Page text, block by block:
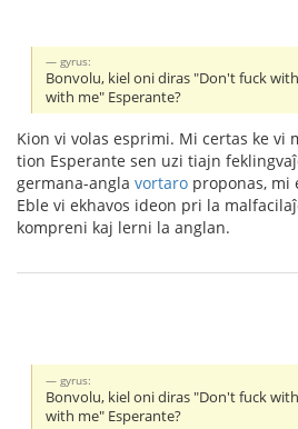
gyrus:
Bonvolu, kiel oni diras "Don't fuck
with me" Esperante?
Kion vi volas esprimi. Mi certas ke vi
tion Esperante sen uzi tiajn
germana-angla vortaro proponas, mi
Eble vi ekhavos ideon pri la
kompreni kaj lerni la anglan.
gyrus:
Bonvolu, kiel oni diras "Don't fuck
with me" Esperante?